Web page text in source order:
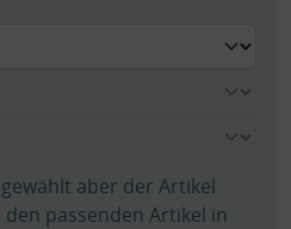
aber der Artikel
den passenden Artikel in